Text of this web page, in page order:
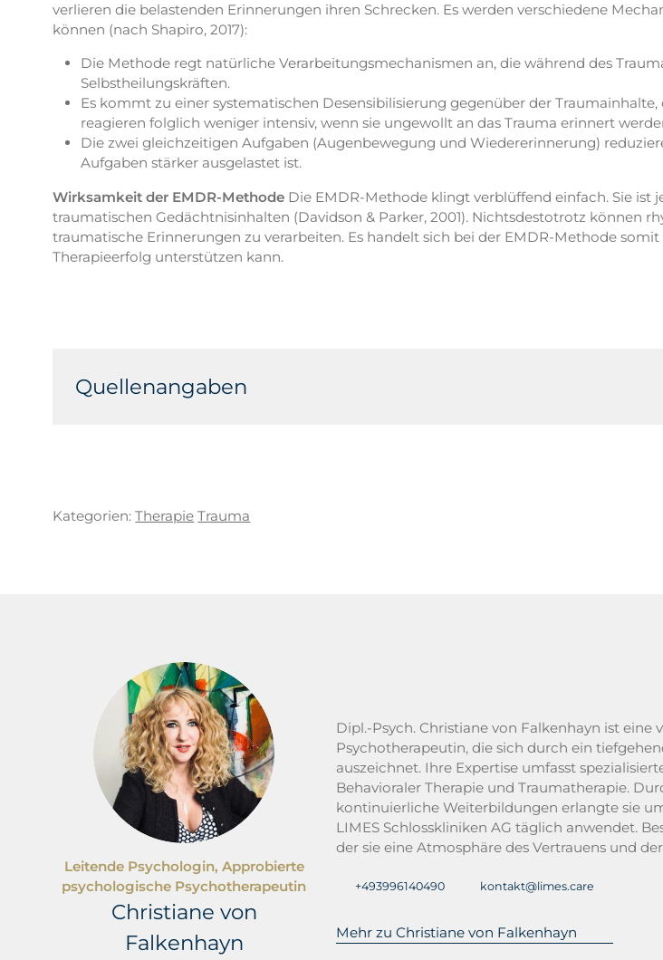
verlieren die belastenden Erinnerungen ihren Schrecken. Es werden verschiedene
können (nach Shapiro, 2017):
Die Methode regt natürliche Verarbeitungsmechanismen an, die während des
Selbstheilungskräften.
Es kommt zu einer systematischen Desensibilisierung gegenüber der
reagieren folglich weniger intensiv, wenn sie ungewollt an das Trauma erinnert
Die zwei gleichzeitigen Aufgaben (Augenbewegung und Wiedererinnerung)
Aufgaben stärker ausgelastet ist.
Wirksamkeit der EMDR-Methode Die EMDR-Methode klingt verblüffend einfach. Sie
traumatischen Gedächtnisinhalten (Davidson & Parker, 2001). Nichtsdestotrotz können
traumatische Erinnerungen zu verarbeiten. Es handelt sich bei der EMDR-Methode
Therapieerfolg unterstützen kann.
Quellenangaben
Kategorien:Therapie Trauma
Leitende Psychologin, Approbierte
psychologische Psychotherapeutin
Christiane von
Falkenhayn
Dipl.-Psych. Christiane von Falkenhayn ist
Psychotherapeutin, die sich durch ein
auszeichnet. Ihre Expertise umfasst
Behavioraler Therapie und Traumatherapie.
kontinuierliche Weiterbildungen erlangte sie
LIMES Schlosskliniken AG täglich anwendet.
der sie eine Atmosphäre des Vertrauens und
+493996140490 kontakt@limes.care
Mehr zu Christiane von Falkenhayn